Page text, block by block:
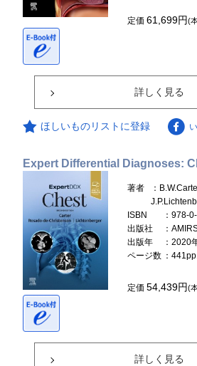
定価61,699円(
詳しく見る
ほしいものリストに登録
Expert Differential Diagnoses:
著者
：
ISBN
：978-
出版社
：
出版年
：2020
ページ数 ：
定価54,439円(
詳しく見る